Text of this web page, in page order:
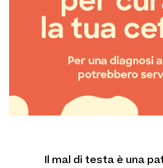
Il mal di testa è una